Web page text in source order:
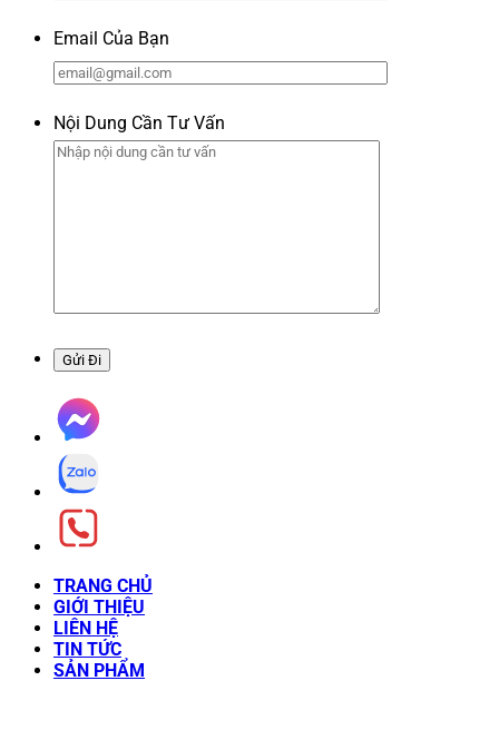
Email Của Bạn
Nội Dung Cần Tư Vấn
TRANG CHỦ
GIỚI THIỆU
LIÊN HỆ
TIN TỨC
SẢN PHẨM